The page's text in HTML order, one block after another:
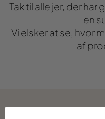
Tak til alle jer, der
en
Vi elsker at se, hvor
af